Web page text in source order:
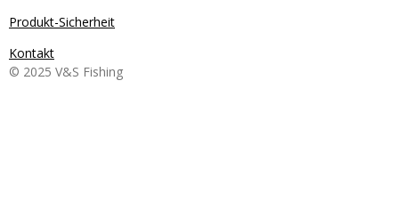
Produkt-Sicherheit
Kontakt
© 2025 V&S Fishing